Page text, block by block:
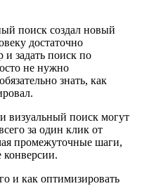
поиск создал новый
достаточно
и задать поиск по
не нужно
знать, как
визуальный поиск могут
за один клик от
промежуточные шаги,
конверсии.